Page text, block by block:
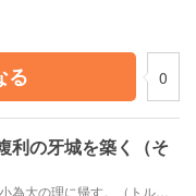
る
0
利の牙城を築く（そ